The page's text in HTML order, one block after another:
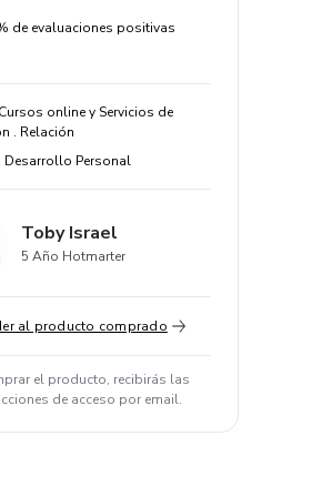
de evaluaciones positivas
Cursos online y Servicios de
. Relación
Desarrollo Personal
Toby Israel
5 Año Hotmarter
al producto comprado
el producto, recibirás las
de acceso por email.